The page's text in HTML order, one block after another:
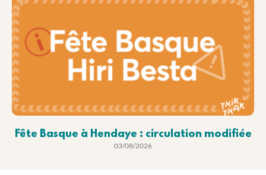
Fête Basque à Hendaye : circulation modifiée
03/08/2026